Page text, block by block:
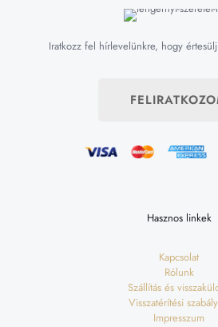
Iratkozz fel hírlevelünkre, hogy
Hasznos linkek
Kapcsolat
Rólunk
Szállítás és
Visszatérítési
Impresszum